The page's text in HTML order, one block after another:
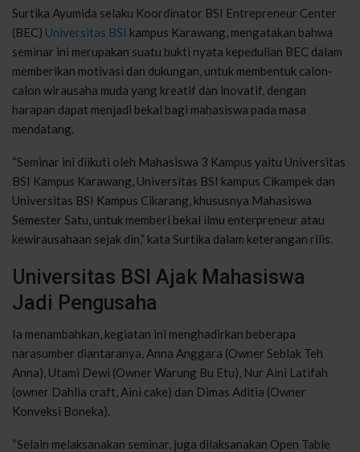
Surtika Ayumida selaku Koordinator BSI Entrepreneur Center
(BEC) Universitas BSI kampus Karawang, mengatakan bahwa
seminar ini merupakan suatu bukti nyata kepedulian BEC dalam
memberikan motivasi dan dukungan, untuk membentuk calon-
calon wirausaha muda yang kreatif dan inovatif, dengan
harapan dapat menjadi bekal bagi mahasiswa pada masa
mendatang.
“Seminar ini diikuti oleh Mahasiswa 3 Kampus yaitu Universitas
BSI Kampus Karawang, Universitas BSI kampus Cikampek dan
Universitas BSI Kampus Cikarang, khususnya Mahasiswa
Semester Satu, untuk memberi bekal ilmu enterpreneur atau
kewirausahaan sejak din,” kata Surtika dalam keterangan rilis.
Universitas BSI Ajak Mahasiswa
Jadi Pengusaha
Ia menambahkan, kegiatan ini menghadirkan beberapa
narasumber diantaranya, Anna Anggara (Owner Seblak Teh
Anna), Utami Dewi (Owner Warung Bu Etu), Nur Aini Latifah
(owner Dahlia craft, Aini cake) dan Dimas Aditia (Owner
Konveksi Boneka).
“Selain melaksanakan seminar, juga dilaksanakan Open Table